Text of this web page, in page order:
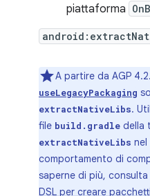
piattaforma
A partire da AGP
useLegacyPackaging
extractNativeLibs.
file build.gradle della
extractNativeLibs nel
comportamento di
saperne di più,
DSL per creare